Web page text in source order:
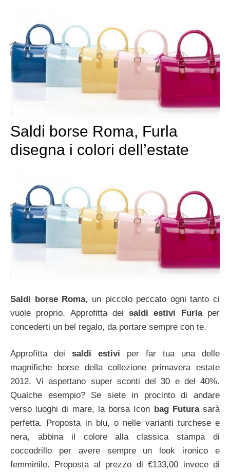
Saldi borse Roma, Furla
disegna i colori dell’estate
Saldi borse Roma, un piccolo peccato ogni tanto ci
vuole proprio. Approfitta deisaldi estivi Furlaper
concederti un bel regalo, da portare sempre con te.
Approfitta dei saldi estivi per far tua una delle
magnifiche borse della collezione primavera estate
2012. Vi aspettano super sconti del 30 e del 40%.
Qualche esempio? Se siete in procinto di andare
verso luoghi di mare, la borsa Icon bag Futurasarà
perfetta. Proposta in blu, o nelle varianti turchese e
nera, abbina il colore alla classica stampa di
coccodrillo per avere sempre un look ironico e
femminile. Proposta al prezzo di €133,00 invece di